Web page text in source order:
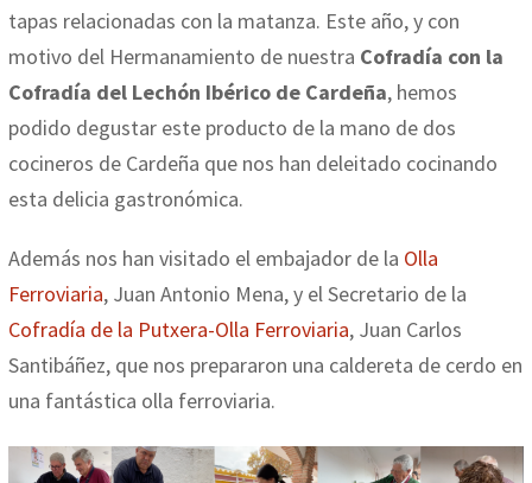
tapas relacionadas con la matanza. Este año, y con
motivo del Hermanamiento de nuestra Cofradía con la
Cofradía del Lechón Ibérico de Cardeña, hemos
podido degustar este producto de la mano de dos
cocineros de Cardeña que nos han deleitado cocinando
esta delicia gastronómica.
Además nos han visitado el embajador de la Olla
Ferroviaria, Juan Antonio Mena, y el Secretario de la
Cofradía de la Putxera-Olla Ferroviaria, Juan Carlos
Santibáñez, que nos prepararon una caldereta de cerdo en
una fantástica olla ferroviaria.